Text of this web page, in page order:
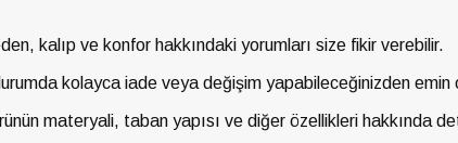
kalıp ve konfor hakkındaki yorumları size fikir verebilir.
kolayca iade veya değişim yapabileceğinizden emin
materyali, taban yapısı ve diğer özellikleri hakkında